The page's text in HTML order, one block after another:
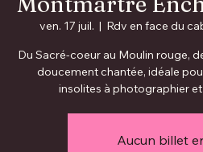
Montmartre
ven. 17 juil.
  |
Rdv en face du
doucement chantée, idéale
insolites à photographier